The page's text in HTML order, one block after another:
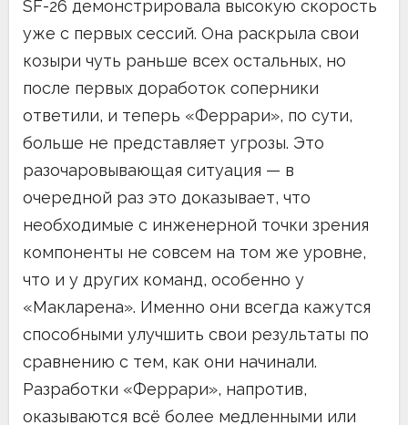
SF-26 демонстрировала высокую скорость
уже с первых сессий. Она раскрыла свои
козыри чуть раньше всех остальных, но
после первых доработок соперники
ответили, и теперь «Феррари», по сути,
больше не представляет угрозы. Это
разочаровывающая ситуация — в
очередной раз это доказывает, что
необходимые с инженерной точки зрения
компоненты не совсем на том же уровне,
что и у других команд, особенно у
«Макларена». Именно они всегда кажутся
способными улучшить свои результаты по
сравнению с тем, как они начинали.
Разработки «Феррари», напротив,
оказываются всё более медленными или